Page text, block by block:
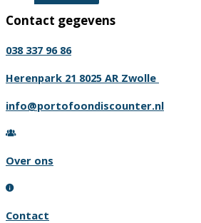
product
heeft
Deze
kan
Contact gegevens
038 337 96 86
Herenpark 21 8025 AR Zwolle
info@portofoondiscounter.nl
Over ons
Contact